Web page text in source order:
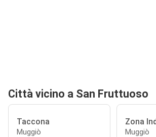
Città vicino a San Fruttuoso
Taccona
Muggiò
Zona
Muggiò